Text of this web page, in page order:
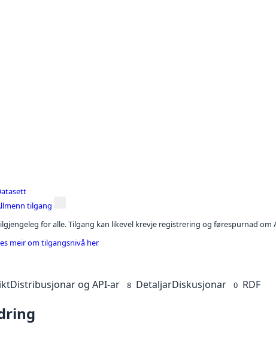
tilgang
for alle. Tilgang kan likevel krevje registrering og førespurnad
meir om tilgangsnivå her
Distribusjonar og API-ar 8 DetaljarDiskusjonar 0 RDF